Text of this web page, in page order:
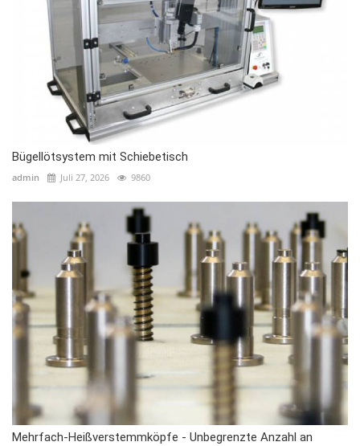
Bügellötsystem mit Schiebetisch
admin Juli 27, 2026 9860
Mehrfach-Heißverstemmköpfe - Unbegrenzte Anzahl an